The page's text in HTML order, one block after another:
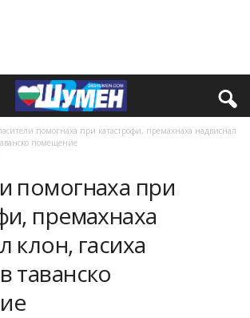
помогнаха при катастрофи, премахнаха надвиснал
помещение
помогнаха при
премахнаха
клон, гасиха
таванско